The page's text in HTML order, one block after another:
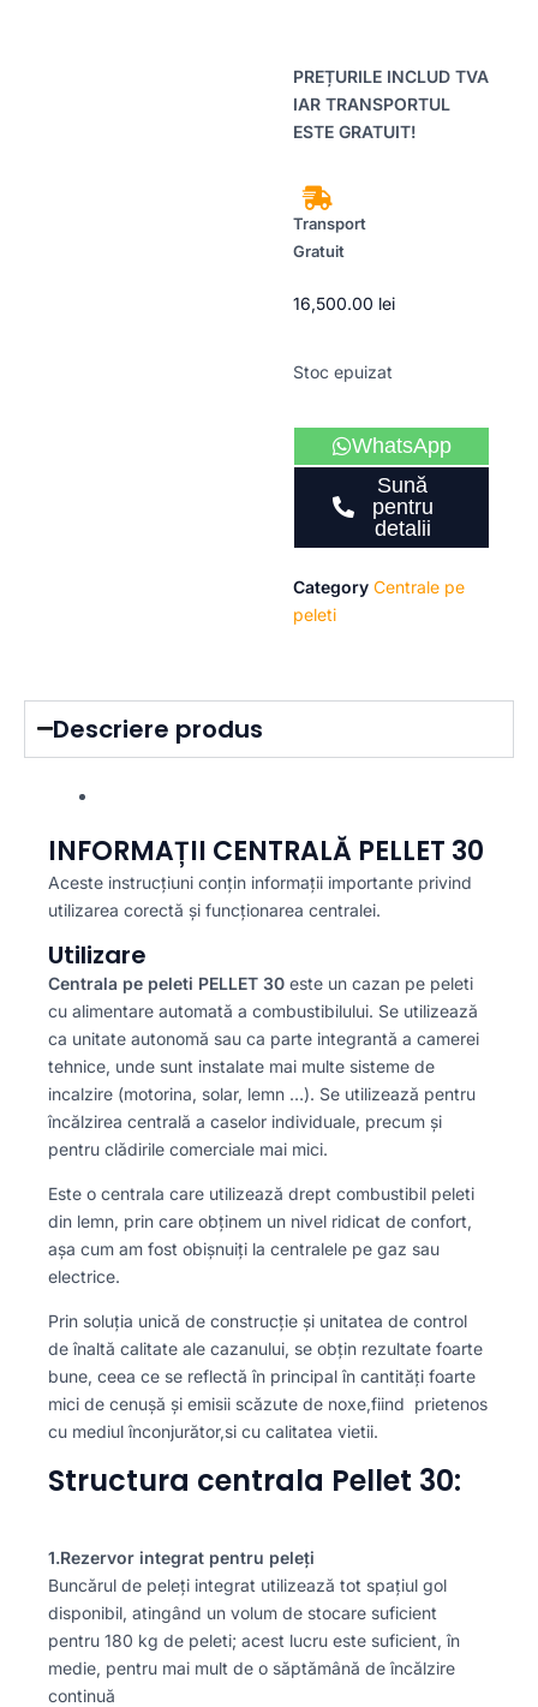
PREȚURILE INCLUD TVA
IAR TRANSPORTUL
ESTE GRATUIT!
Transport
Gratuit
16,500.00 lei
Stoc epuizat
WhatsApp
Sună
pentru
detalii
Category Centrale pe
peleti
Descriere produs​​​
INFORMAȚII CENTRALĂ PELLET 30
Aceste instrucțiuni conțin informații importante privind
utilizarea corectă și funcționarea centralei.
Utilizare
Centrala pe peleti PELLET 30 este un cazan pe peleti
cu alimentare automată a combustibilului. Se utilizează
ca unitate autonomă sau ca parte integrantă a camerei
tehnice, unde sunt instalate mai multe sisteme de
incalzire (motorina, solar, lemn …). Se utilizează pentru
încălzirea centrală a caselor individuale, precum și
pentru clădirile comerciale mai mici.
Este o centrala care utilizează drept combustibil peleti
din lemn, prin care obținem un nivel ridicat de confort,
așa cum am fost obișnuiți la centralele pe gaz sau
electrice.
Prin soluția unică de construcție și unitatea de control
de înaltă calitate ale cazanului, se obțin rezultate foarte
bune, ceea ce se reflectă în principal în cantități foarte
mici de cenușă și emisii scăzute de noxe,fiind prietenos
cu mediul înconjurător,si cu calitatea vietii.
Structura centrala Pellet 30:
1.Rezervor integrat pentru peleți
Buncărul de peleți integrat utilizează tot spațiul gol
disponibil, atingând un volum de stocare suficient
pentru 180 kg de peleti; acest lucru este suficient, în
medie, pentru mai mult de o săptămână de încălzire
continuă